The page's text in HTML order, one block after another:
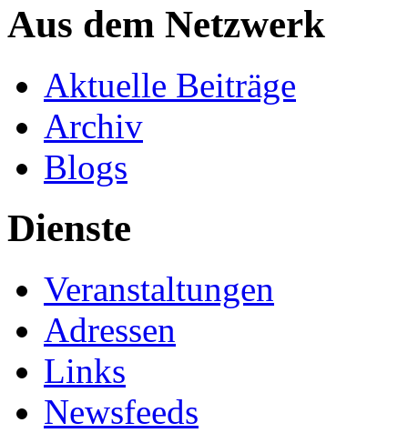
Aus dem Netzwerk
Aktuelle Beiträge
Archiv
Blogs
Dienste
Veranstaltungen
Adressen
Links
Newsfeeds